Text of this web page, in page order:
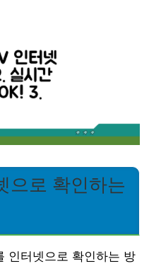
으로 확인하는
인터넷으로 확인하는 방